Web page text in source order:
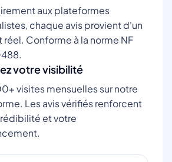
aux plateformes
chaque avis provient d'un
réel. Conforme à la norme NF
votre visibilité
visites mensuelles sur notre
Les avis vérifiés renforcent
et votre